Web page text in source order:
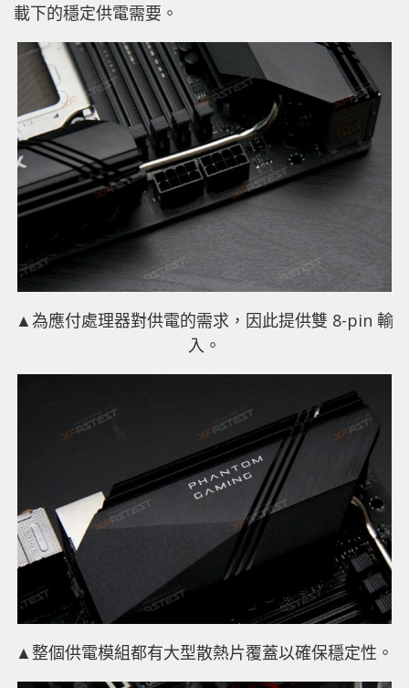
載下的穩定供電需要。
▲為應付處理器對供電的需求，因此提供雙 8-pin 輸
入。
▲整個供電模組都有大型散熱片覆蓋以確保穩定性。